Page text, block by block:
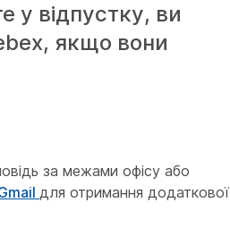
у відпустку, ви
якщо вони
за межами офісу або
для отримання додаткової